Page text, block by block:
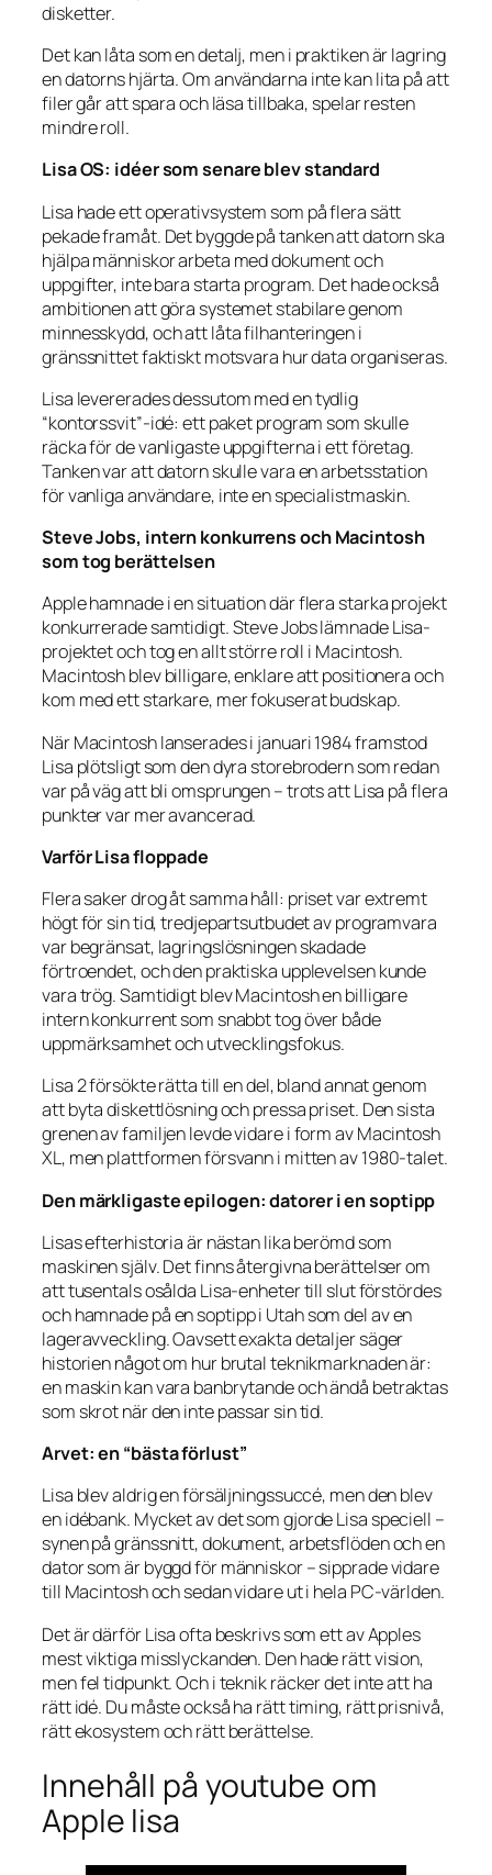
disketter.
Det kan låta som en detalj, men i praktiken är lagring
en datorns hjärta. Om användarna inte kan lita på att
filer går att spara och läsa tillbaka, spelar resten
mindre roll.
Lisa OS: idéer som senare blev standard
Lisa hade ett operativsystem som på flera sätt
pekade framåt. Det byggde på tanken att datorn ska
hjälpa människor arbeta med dokument och
uppgifter, inte bara starta program. Det hade också
ambitionen att göra systemet stabilare genom
minnesskydd, och att låta filhanteringen i
gränssnittet faktiskt motsvara hur data organiseras.
Lisa levererades dessutom med en tydlig
“kontorssvit”-idé: ett paket program som skulle
räcka för de vanligaste uppgifterna i ett företag.
Tanken var att datorn skulle vara en arbetsstation
för vanliga användare, inte en specialistmaskin.
Steve Jobs, intern konkurrens och Macintosh
som tog berättelsen
Apple hamnade i en situation där flera starka projekt
konkurrerade samtidigt. Steve Jobs lämnade Lisa-
projektet och tog en allt större roll i Macintosh.
Macintosh blev billigare, enklare att positionera och
kom med ett starkare, mer fokuserat budskap.
När Macintosh lanserades i januari 1984 framstod
Lisa plötsligt som den dyra storebrodern som redan
var på väg att bli omsprungen – trots att Lisa på flera
punkter var mer avancerad.
Varför Lisa floppade
Flera saker drog åt samma håll: priset var extremt
högt för sin tid, tredjepartsutbudet av programvara
var begränsat, lagringslösningen skadade
förtroendet, och den praktiska upplevelsen kunde
vara trög. Samtidigt blev Macintosh en billigare
intern konkurrent som snabbt tog över både
uppmärksamhet och utvecklingsfokus.
Lisa 2 försökte rätta till en del, bland annat genom
att byta diskettlösning och pressa priset. Den sista
grenen av familjen levde vidare i form av Macintosh
XL, men plattformen försvann i mitten av 1980-talet.
Den märkligaste epilogen: datorer i en soptipp
Lisas efterhistoria är nästan lika berömd som
maskinen själv. Det finns återgivna berättelser om
att tusentals osålda Lisa-enheter till slut förstördes
och hamnade på en soptipp i Utah som del av en
lageravveckling. Oavsett exakta detaljer säger
historien något om hur brutal teknikmarknaden är:
en maskin kan vara banbrytande och ändå betraktas
som skrot när den inte passar sin tid.
Arvet: en “bästa förlust”
Lisa blev aldrig en försäljningssuccé, men den blev
en idébank. Mycket av det som gjorde Lisa speciell –
synen på gränssnitt, dokument, arbetsflöden och en
dator som är byggd för människor – sipprade vidare
till Macintosh och sedan vidare ut i hela PC-världen.
Det är därför Lisa ofta beskrivs som ett av Apples
mest viktiga misslyckanden. Den hade rätt vision,
men fel tidpunkt. Och i teknik räcker det inte att ha
rätt idé. Du måste också ha rätt timing, rätt prisnivå,
rätt ekosystem och rätt berättelse.
Innehåll på youtube om
Apple lisa